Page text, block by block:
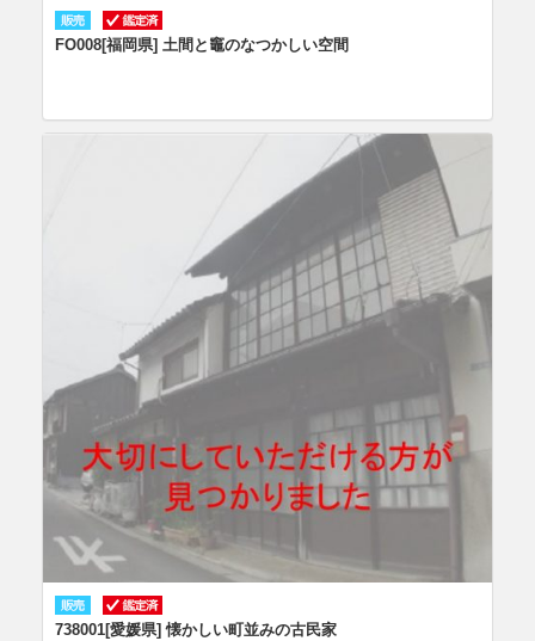
FO008[福岡県] 土間と竈のなつかしい空間
738001[愛媛県] 懐かしい町並みの古民家